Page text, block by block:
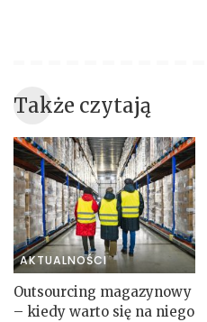
Także czytają
AKTUALNOŚCI
Outsourcing magazynowy
– kiedy warto się na niego